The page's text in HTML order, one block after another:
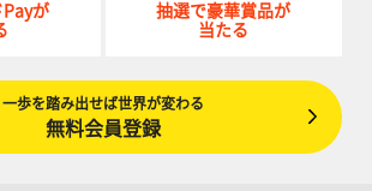
Payが
抽選で豪華賞品が
当たる
一歩を踏み出せば世界が変わる
無料会員登録